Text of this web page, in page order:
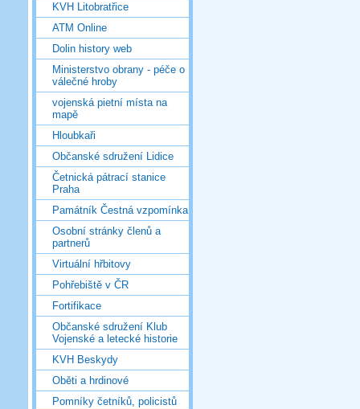
KVH Litobratřice
ATM Online
Dolin history web
Ministerstvo obrany - péče o
válečné hroby
vojenská pietní místa na
mapě
Hloubkaři
Občanské sdružení Lidice
Četnická pátrací stanice
Praha
Památník Čestná vzpomínka
Osobní stránky členů a
partnerů
Virtuální hřbitovy
Pohřebiště v ČR
Fortifikace
Občanské sdružení Klub
Vojenské a letecké historie
KVH Beskydy
Oběti a hrdinové
Pomníky četníků, policistů